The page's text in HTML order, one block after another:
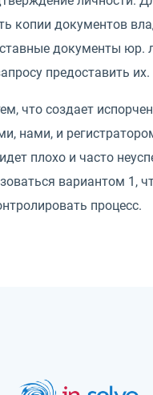
копии документов
документы юр.
предоставить их.
что создает
нами, и
плохо и часто
вариантом 1,
процесс.